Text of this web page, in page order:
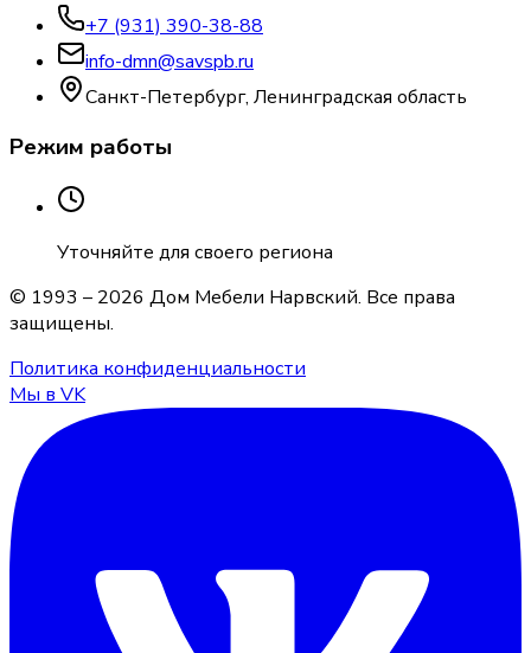
+7 (931) 390-38-88
info-dmn@savspb.ru
Санкт-Петербург, Ленинградская область
Режим работы
Уточняйте для своего региона
© 1993 – 2026 Дом Мебели Нарвский. Все права
защищены.
Политика конфиденциальности
Мы в VK